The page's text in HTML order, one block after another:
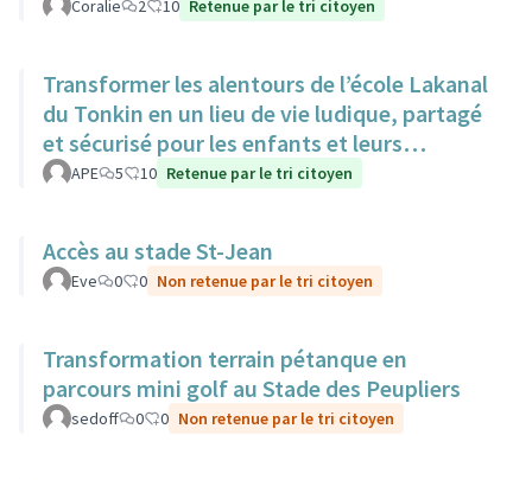
Coralie 2 10 Retenue par le tri citoyen
Transformer les alentours de l’école Lakanal
du Tonkin en un lieu de vie ludique, partagé
et sécurisé pour les enfants et leurs
familles.
APE 5 10 Retenue par le tri citoyen
Accès au stade St-Jean
Eve 0 0 Non retenue par le tri citoyen
Transformation terrain pétanque en
parcours mini golf au Stade des Peupliers
sedoff 0 0 Non retenue par le tri citoyen